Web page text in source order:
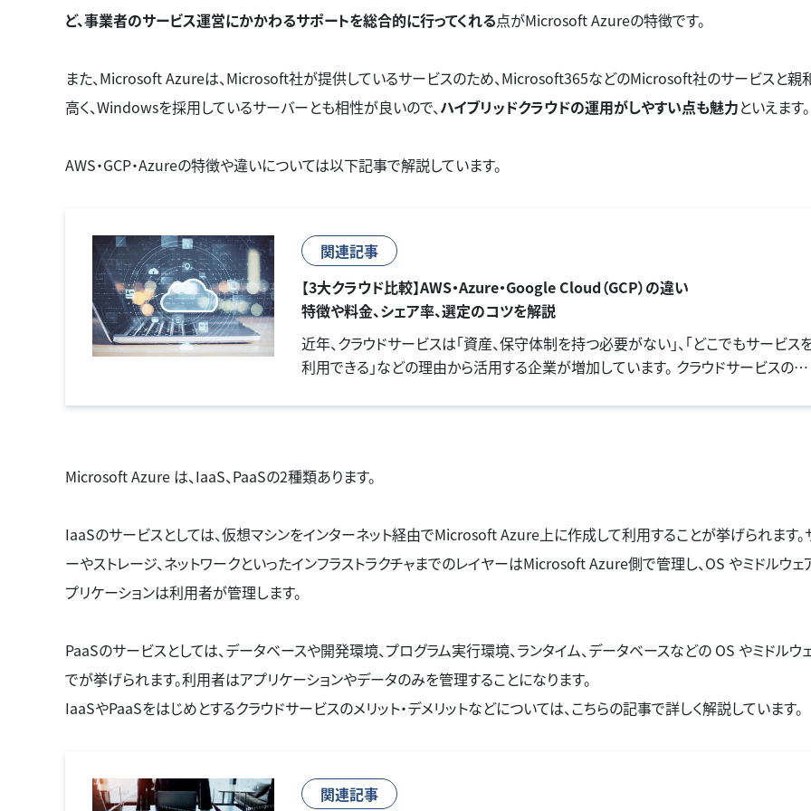
ど、事業者のサービス運営にかかわるサポートを総合的に行ってくれる点がMicrosoft Azureの特徴です。
また、Microsoft Azureは、Microsoft社が提供しているサービスのため、Microsoft365などのMicrosoft社のサービスと親
高く、Windowsを採用しているサーバーとも相性が良いので、ハイブリッドクラウドの運用がしやすい点も魅力といえます。
AWS・GCP・Azureの特徴や違いについては以下記事で解説しています。
関連記事
【3大クラウド比較】AWS・Azure・Google Cloud（GCP）の違い
特徴や料金、シェア率、選定のコツを解説
近年、クラウドサービスは「資産、保守体制を持つ必要がない」、「どこでもサービス
利用できる」などの理由から活用する企業が増加しています。 クラウドサービスの中
Cloud（GCP）・Microsoft Azure（Azure）は世界で特に高いシェア率を誇り、それぞ
際のポイントなどをご紹介します。
Microsoft Azure は、IaaS、PaaSの2種類あります。
IaaSのサービスとしては、仮想マシンをインターネット経由でMicrosoft Azure上に作成して利用することが挙げられます。
ーやストレージ、ネットワークといったインフラストラクチャまでのレイヤーはMicrosoft Azure側で管理し、OS やミドルウェ
プリケーションは利用者が管理します。
PaaSのサービスとしては、データベースや開発環境、プログラム実行環境、ランタイム、データベースなどの OS やミドルウ
でが挙げられます。利用者はアプリケーションやデータのみを管理することになります。
IaaSやPaaSをはじめとするクラウドサービスのメリット・デメリットなどについては、こちらの記事で詳しく解説しています。
関連記事